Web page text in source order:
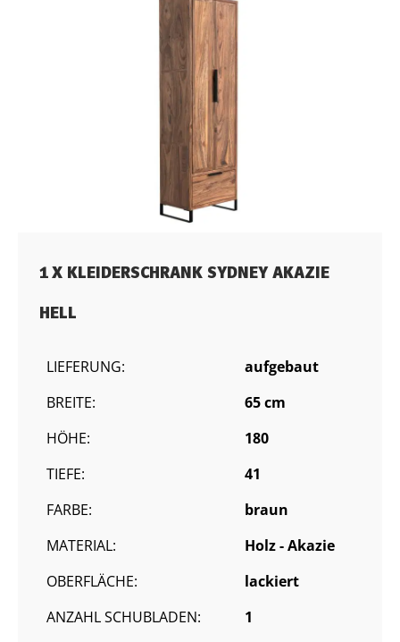
1 X KLEIDERSCHRANK SYDNEY AKAZIE
HELL
LIEFERUNG:
aufgebaut
BREITE:
65 cm
HÖHE:
180
TIEFE:
41
FARBE:
braun
MATERIAL:
Holz - Akazie
OBERFLÄCHE:
lackiert
ANZAHL SCHUBLADEN:
1